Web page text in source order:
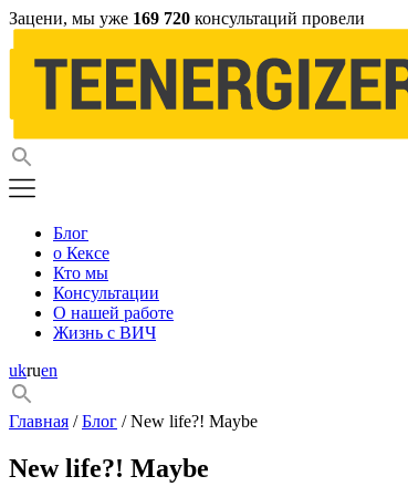
Зацени, мы уже 169 720 консультаций провели
Блог
о Кексе
Кто мы
Консультации
О нашей работе
Жизнь с ВИЧ
ukruen
Главная /Блог / New life?! Maybe
New life?! Maybe